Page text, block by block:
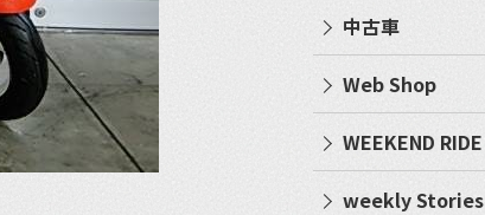
中古車
Web Shop
WEEKEND RIDE
weekly Stories